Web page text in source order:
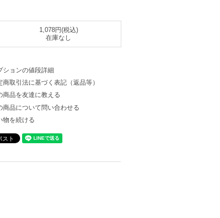
1,078円(税込)
在庫なし
ションの値段詳細
商取引法に基づく表記（返品等）
商品を友達に教える
商品について問い合わせる
物を続ける